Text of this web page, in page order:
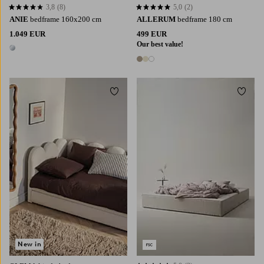
ANIE bedframe 160x200 cm
1.049 EUR
1 kleur
3,8 op basis van 8 beoordelingen
3,8 (8)
ALLERUM bedframe 180 cm
499 EUR
Our best value!
3 kleuren
5,0 op basis van 2 beoordelingen
5,0 (2)
New in
Toevoegen aan favorieten